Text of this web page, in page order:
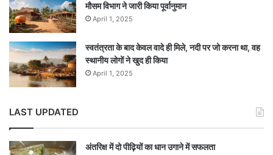
मौसम विभाग ने जारी किया पूर्वानुमान
April 1, 2025
स्वतंत्रता के बाद केवल वादे ही मिले, नदी पर जो करना था, वह
स्थानीय लोगों ने खुद ही किया
April 1, 2025
LAST UPDATED
अंतरिक्ष में दो पीढ़ियों का धान उगाने में सफलता